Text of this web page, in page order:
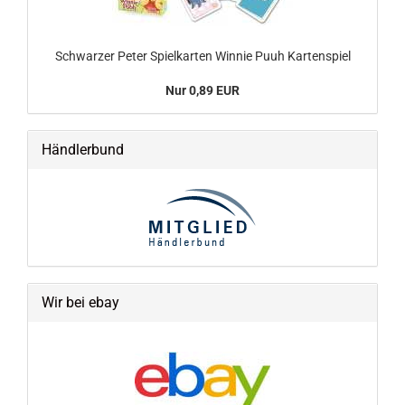
Schwarzer Peter Spielkarten Winnie Puuh Kartenspiel
Nur 0,89 EUR
Händlerbund
Wir bei ebay